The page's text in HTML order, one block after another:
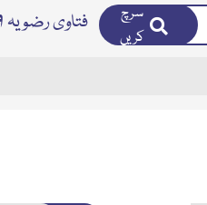
فتاوی رضویہ ۹
سرچ
کریں